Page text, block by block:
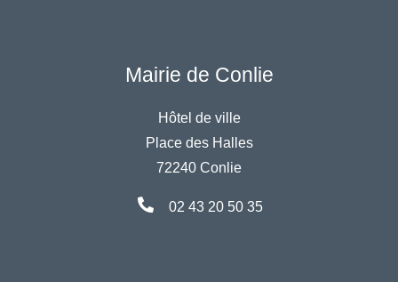
Mairie de Conlie
Hôtel de ville
Place des Halles
72240 Conlie
02 43 20 50 35